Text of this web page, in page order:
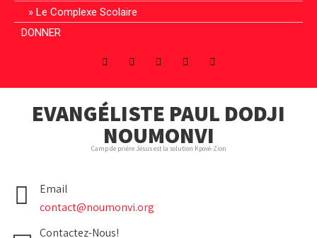
Le Complexe Scolaire
DONNER
EVANGÉLISTE PAUL DODJI
NOUMONVI
Camp de prière Jésus est la solution Kpové-Zion
Email
contact@noumonvi.org
Contactez-Nous!